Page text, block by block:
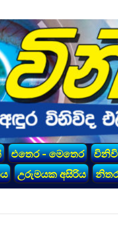
එතෙර - මෙතෙර
උරුමයක අසිරිය